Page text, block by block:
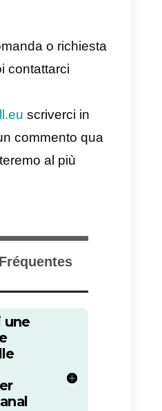
de
directe, en
l’avenir du
clientèle
ce service passe
directe « ,